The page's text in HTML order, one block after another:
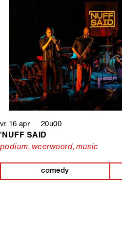
vr 16 apr 20u00
'NUFF SAID
podium, weerwoord, music
comedy